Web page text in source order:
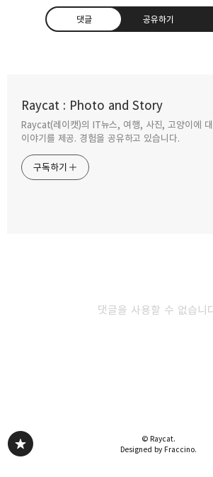
댓글 공유하기
Raycat : Photo and Story
Raycat(레이캣)의 IT뉴스, 여행, 사진, 고양이에
이야기를 제공. 경험을 공유하고 있습니다.
구독하기
댓글을 사용할 수 없습니
구독하기 카카오톡
넘치는 벽화들
2019.08.05
말레이시아 페낭 중국화교의 역사 구콩시
kongsi) 사원
페낭여행 페낭에 가면 이 3가지는 꼭 먹어보
© Raycat.
Designed by Fraccino.